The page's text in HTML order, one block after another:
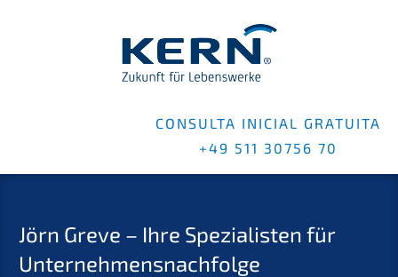
CONSUL­TA INICIAL GRATUI­TA
+49 511 30756 70
Jörn Greve – Ihre Spezia­lis­ten für
Unternehmensnachfolge